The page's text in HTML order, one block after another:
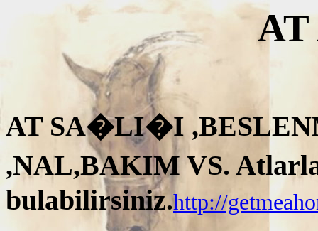
AT SA�LI�I
,NAL,BAKIM VS.
bulabilirsiniz.http://